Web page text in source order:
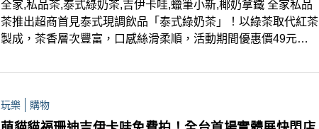
全家,私品茶,泰式綠奶茶,吉伊卡哇,蠟筆小新,椰奶拿鐵 全家私品
茶推出超商首見泰式現調飲品「泰式綠奶茶」！以綠茶取代紅茶
製成，茶香層次豐富，口感絲滑柔順，活動期間優惠價49元！
吉伊卡哇限量聯名杯款，還可加價29元把吉伊卡哇氣球帶回
力霸王造型杯等推出「童趣春日」主題架。
玩樂 購物